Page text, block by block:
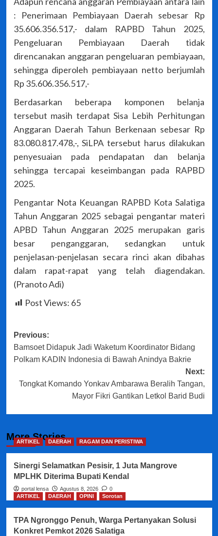
: Penerimaan Pembiayaan Daerah sebesar Rp
35.606.356.517,- dalam RAPBD Tahun 2025,
Pengeluaran Pembiayaan Daerah tidak
direncanakan anggaran pengeluaran pembiayaan,
sehingga diperoleh pembiayaan netto berjumlah
Rp 35.606.356.517,-
Berdasarkan beberapa komponen belanja
tersebut masih terdapat Sisa Lebih Perhitungan
Anggaran Daerah Tahun Berkenaan sebesar Rp
83.080.817.478,-, SiLPA tersebut harus dilakukan
penyesuaian pada pendapatan dan belanja
sehingga tercapai keseimbangan pada RAPBD
2025.
Pengantar Nota Keuangan RAPBD Kota Salatiga
Tahun Anggaran 2025 sebagai pengantar materi
APBD Tahun Anggaran 2025 merupakan garis
besar penganggaran, sedangkan untuk
penjelasan-penjelasan secara rinci akan dibahas
dalam rapat-rapat yang telah diagendakan.
(Pranoto Adi)
Post Views: 65
Post
navigation
Previous:
Bamsoet Didapuk Jadi Waketum Koordinator Bidang
Polkam KADIN Indonesia di Bawah Anindya Bakrie
Next:
Tongkat Komando Yonkav Ambarawa Beralih Tangan,
Mayor Fikri Gantikan Letkol Barid Budi
More Stories
ARTIKEL DAERAH RAGAM DAN PERISTIWA
Sinergi Selamatkan Pesisir, 1 Juta Mangrove
MPLHK Diterima Bupati Kendal
portal lensa Agustus 8, 2026
0
ARTIKEL
DAERAH OPINI Sorotan
TPA Ngronggo Penuh, Warga Pertanyakan Solusi
Konkret Pemkot 2026 Salatiga